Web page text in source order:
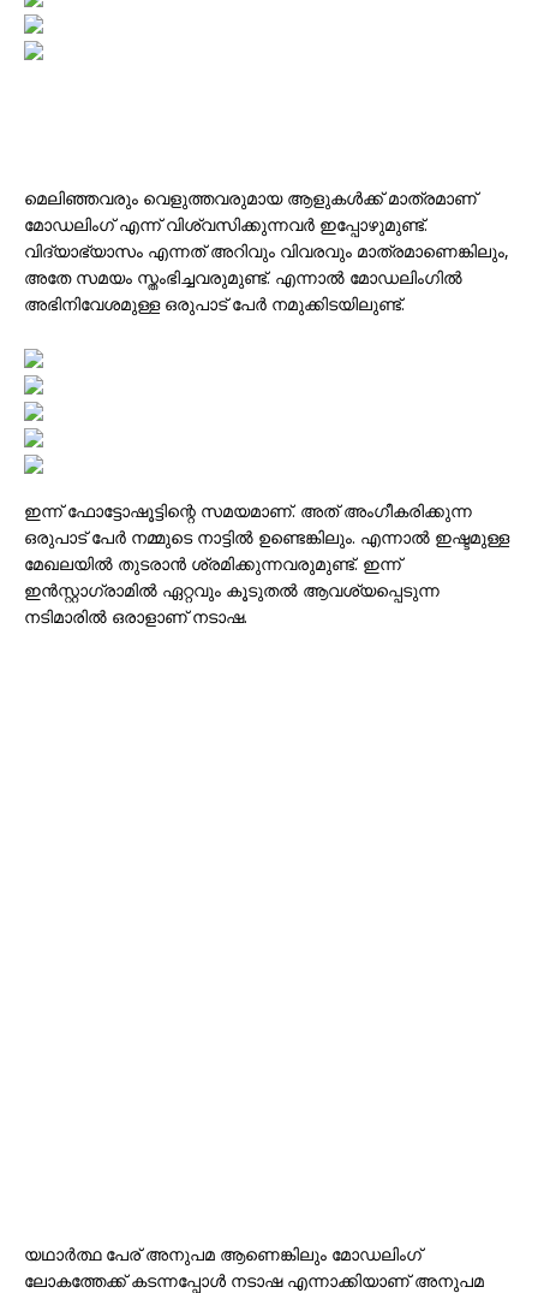
മെലിഞ്ഞവരും വെളുത്തവരുമായ ആളുകൾക്ക് മാത്രമാണ്
മോഡലിംഗ് എന്ന് വിശ്വസിക്കുന്നവർ ഇപ്പോഴുമുണ്ട്.
വിദ്യാഭ്യാസം എന്നത് അറിവും വിവരവും മാത്രമാണെങ്കിലും,
അതേ സമയം സ്തംഭിച്ചവരുമുണ്ട്. എന്നാൽ മോഡലിംഗിൽ
അഭിനിവേശമുള്ള ഒരുപാട് പേർ നമുക്കിടയിലുണ്ട്.
ഇന്ന് ഫോട്ടോഷൂട്ടിന്റെ സമയമാണ്. അത് അംഗീകരിക്കുന്ന
ഒരുപാട് പേർ നമ്മുടെ നാട്ടിൽ ഉണ്ടെങ്കിലും. എന്നാൽ ഇഷ്ടമുള്ള
മേഖലയിൽ തുടരാൻ ശ്രമിക്കുന്നവരുമുണ്ട്. ഇന്ന്
ഇൻസ്റ്റാഗ്രാമിൽ ഏറ്റവും കൂടുതൽ ആവശ്യപ്പെടുന്ന
നടിമാരിൽ ഒരാളാണ് നടാഷ.
യഥാർത്ഥ പേര് അനുപമ ആണെങ്കിലും മോഡലിംഗ്
ലോകത്തേക്ക് കടന്നപ്പോൾ നടാഷ എന്നാക്കിയാണ് അനുപമ